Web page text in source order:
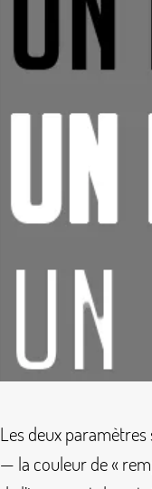
Les deux paramètres
— la couleur de «